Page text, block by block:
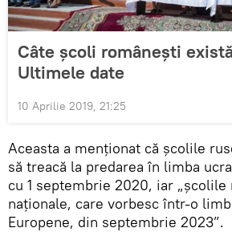
Câte școli românești
Ultimele date
10 Aprilie 2019, 21:25
Aceasta a menționat că școlile
să treacă la predarea în limba
cu 1 septembrie 2020, iar
naționale, care vorbesc într-o
Europene, din septembrie 2023”.